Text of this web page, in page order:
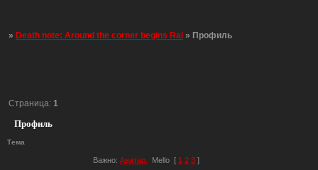
»Death note: Around the corner begins Rai » Профиль
Профиль
Страница: 1
Тема
Важно: Аватар. Mello [ 1 2 3 ]